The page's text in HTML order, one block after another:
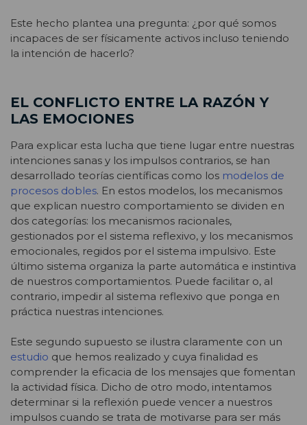
Este hecho plantea una pregunta: ¿por qué somos
incapaces de ser físicamente activos incluso teniendo
la intención de hacerlo?
EL CONFLICTO ENTRE LA RAZÓN Y
LAS EMOCIONES
Para explicar esta lucha que tiene lugar entre nuestras
intenciones sanas y los impulsos contrarios, se han
desarrollado teorías científicas como los modelos de
procesos dobles. En estos modelos, los mecanismos
que explican nuestro comportamiento se dividen en
dos categorías: los mecanismos racionales,
gestionados por el sistema reflexivo, y los mecanismos
emocionales, regidos por el sistema impulsivo. Este
último sistema organiza la parte automática e instintiva
de nuestros comportamientos. Puede facilitar o, al
contrario, impedir al sistema reflexivo que ponga en
práctica nuestras intenciones.
Este segundo supuesto se ilustra claramente con un
estudio que hemos realizado y cuya finalidad es
comprender la eficacia de los mensajes que fomentan
la actividad física. Dicho de otro modo, intentamos
determinar si la reflexión puede vencer a nuestros
impulsos cuando se trata de motivarse para ser más